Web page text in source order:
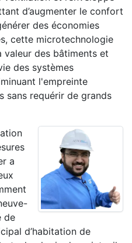
d’augmenter le confort
des économies
cette microtechnologie
valeur des bâtiments et
des systèmes
l'empreinte
sans requérir de grands
a
de
d’habitation de